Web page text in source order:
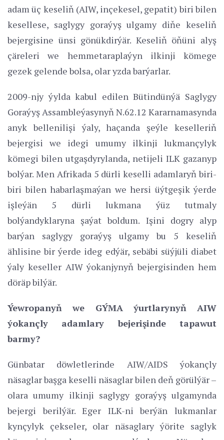
adam üç keseliň (AIW, inçekesel, gepatit) biri bilen
kesellese, saglygy goraýyş ulgamy diňe keseliň
bejergisine ünsi gönükdirýär. Keseliň öňüni alyş
çäreleri we hemmetaraplaýyn ilkinji kömege
gezek gelende bolsa, olar yzda barýarlar.
2009-njy ýylda kabul edilen Bütindünýä Saglygy
Goraýyş Assambleýasynyň N.62.12 Kararnamasynda
anyk bellenilişi ýaly, haçanda şeýle keselleriň
bejergisi we idegi umumy ilkinji lukmançylyk
kömegi bilen utgaşdyrylanda, netijeli ILK gazanyp
bolýar. Men Afrikada 5 dürli keselli adamlaryň biri-
biri bilen habarlaşmaýan we hersi üýtgeşik ýerde
işleýän 5 dürli lukmana ýüz tutmaly
bolýandyklaryna şaýat boldum. Işini dogry alyp
barýan saglygy goraýyş ulgamy bu 5 keseliň
ählisine bir ýerde ideg edýär, sebäbi süýjüli diabet
ýaly keseller AIW ýokanjynyň bejergisinden hem
döräp bilýär.
Ýewropanyň we GÝMA ýurtlarynyň AIW
ýokançly adamlary bejerişinde tapawut
barmy?
Günbatar döwletlerinde AIW/AIDS ýokançly
näsaglar başga keselli näsaglar bilen deň görülýär –
olara umumy ilkinji saglygy goraýyş ulgamynda
bejergi berilýär. Eger ILK-ni berýän lukmanlar
kynçylyk çekseler, olar näsaglary ýörite saglyk